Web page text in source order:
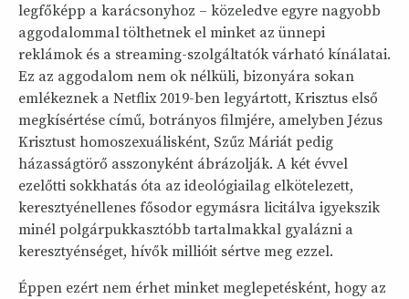
legfőképp a karácsonyhoz – közeledve egyre nagyobb
aggodalommal tölthetnek el minket az ünnepi
reklámok és a streaming-szolgáltatók várható kínálatai.
Ez az aggodalom nem ok nélküli, bizonyára sokan
emlékeznek a Netflix 2019-ben legyártott, Krisztus első
megkísértése című, botrányos filmjére, amelyben Jézus
Krisztust homoszexuálisként, Szűz Máriát pedig
házasságtörő asszonyként ábrázolják. A két évvel
ezelőtti sokkhatás óta az ideológiailag elkötelezett,
keresztyénellenes fősodor egymásra licitálva igyekszik
minél polgárpukkasztóbb tartalmakkal gyalázni a
keresztyénséget, hívők millióit sértve meg ezzel.
Éppen ezért nem érhet minket meglepetésként, hogy az